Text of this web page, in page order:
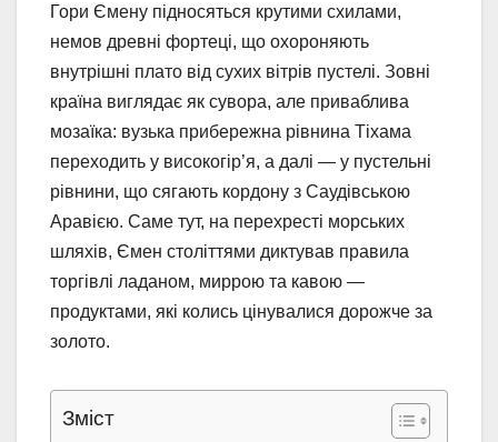
Гори Ємену підносяться крутими схилами,
немов древні фортеці, що охороняють
внутрішні плато від сухих вітрів пустелі. Зовні
країна виглядає як сувора, але приваблива
мозаїка: вузька прибережна рівнина Тіхама
переходить у високогір’я, а далі — у пустельні
рівнини, що сягають кордону з Саудівською
Аравією. Саме тут, на перехресті морських
шляхів, Ємен століттями диктував правила
торгівлі ладаном, миррою та кавою —
продуктами, які колись цінувалися дорожче за
золото.
Зміст